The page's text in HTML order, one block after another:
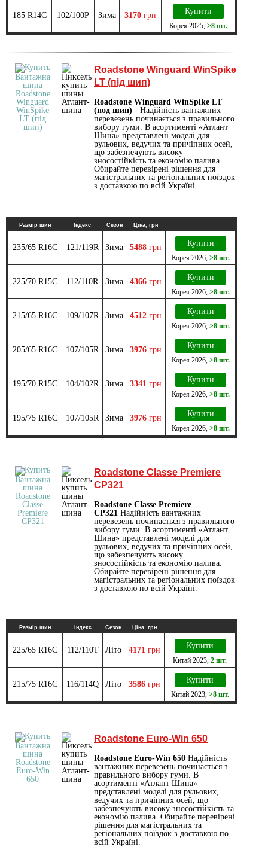
185 R14C 102/100P Зима 3170 грн Купити
Корея 2025 >8 шт.
Roadstone Winguard WinSpike
LT (під шип)
Roadstone Winguard WinSpike LT
(под шип) - Надійність вантажних
перевезень починається з правильного
вибору гуми. В асортименті «Атлант
Шина» представлені моделі для
рульових, ведучих та причіпних осей,
що забезпечують високу
зносостійкість та економію палива.
Обирайте перевірені рішення для
магістральних та регіональних поїздок
з доставкою по всій Україні.
Размір шин Індекс Сезон Ціна, грн
235/65 R16C 121/119R Зима 5488 грн Купити
Корея2026, >8 шт.
225/70 R15C 112/110R Зима 4366 грн Купити
Корея2026, >8 шт.
215/65 R16C 109/107R Зима 4512 грн Купити
Корея2026, >8 шт.
205/65 R16C 107/105R Зима 3976 грн Купити
Корея2026, >8 шт.
195/70 R15C 104/102R Зима 3341 грн Купити
Корея2026, >8 шт.
195/75 R16C 107/105R Зима 3976 грн Купити
Корея2026, >8 шт.
Roadstone Classe Premiere
CP321
Roadstone Classe Premiere
CP321 Надійність вантажних
перевезень починається з правильного
вибору гуми. В асортименті «Атлант
Шина» представлені моделі для
рульових, ведучих та причіпних осей,
що забезпечують високу
зносостійкість та економію палива.
Обирайте перевірені рішення для
магістральних та регіональних поїздок
з доставкою по всій Україні.
Размір шин Індекс Сезон Ціна, грн
225/65 R16C 112/110T Літо 4171 грн Купити
Китай 2023 2 шт.
215/75 R16C 116/114Q Літо 3586 грн Купити
Китай2023, >8 шт.
Roadstone Euro-Win 650
Roadstone Euro-Win 650 Надійність
вантажних перевезень починається з
правильного вибору гуми. В
асортименті «Атлант Шина»
представлені моделі для рульових,
ведучих та причіпних осей, що
забезпечують високу зносостійкість та
економію палива. Обирайте перевірені
рішення для магістральних та
регіональних поїздок з доставкою по
всій Україні.